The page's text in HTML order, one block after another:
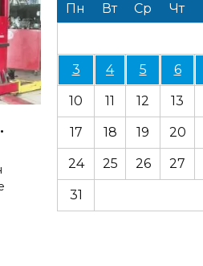
Пн Вт Ср Чт
3 4 5 6
10 11 12 13
17 18 19 20
24 25 26 27
31